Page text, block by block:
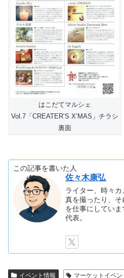
はこだてマルシェ
Vol.7「CREATER’S X’MAS」チラシ
裏面
この記事を書いた人
佐々木康弘
ライター、時々
真を撮ったり、そ
を仕事にしてい
代表。
イベント情報 マーケットイベン